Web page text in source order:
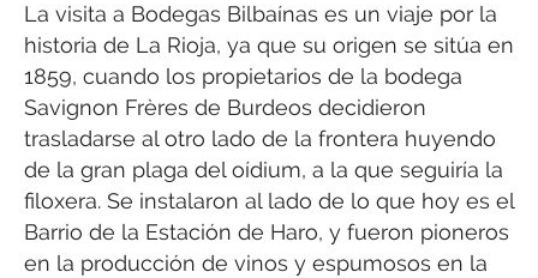
La visita a Bodegas Bilbaínas es un viaje por la
historia de La Rioja, ya que su origen se sitúa en
1859, cuando los propietarios de la bodega
Savignon Frères de Burdeos decidieron
trasladarse al otro lado de la frontera huyendo
de la gran plaga del oídium, a la que seguiría la
filoxera. Se instalaron al lado de lo que hoy es el
Barrio de la Estación de Haro, y fueron pioneros
en la producción de vinos y espumosos en la